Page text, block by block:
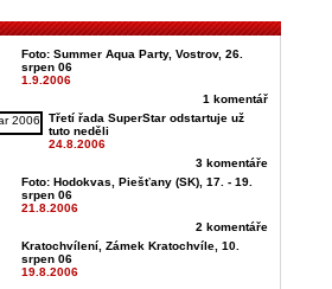
Foto: Summer Aqua Party, Vostrov, 26.
srpen 06
1.9.2006
1 komentář
Třetí řada SuperStar odstartuje už
tuto neděli
24.8.2006
3 komentáře
Foto: Hodokvas, Piešťany (SK), 17. - 19.
srpen 06
21.8.2006
2 komentáře
Kratochvílení, Zámek Kratochvíle, 10.
srpen 06
19.8.2006